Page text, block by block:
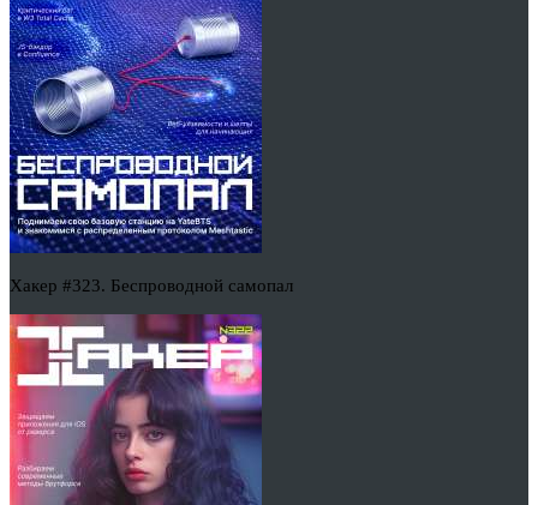
Хакер #323. Беспроводной самопал